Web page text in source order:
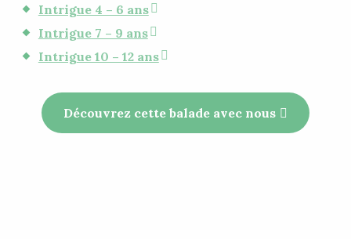
Intrigue 4 – 6 ans
Intrigue 7 – 9 ans
Intrigue 10 – 12 ans
Découvrez cette balade avec nous